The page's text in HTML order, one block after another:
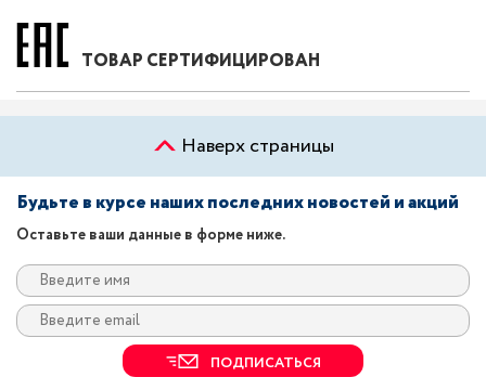
ТОВАР СЕРТИФИЦИРОВАН
Наверх страницы
Будьте в курсе наших последних новостей и акций
Оставьте ваши данные в форме ниже.
ПОДПИСАТЬСЯ